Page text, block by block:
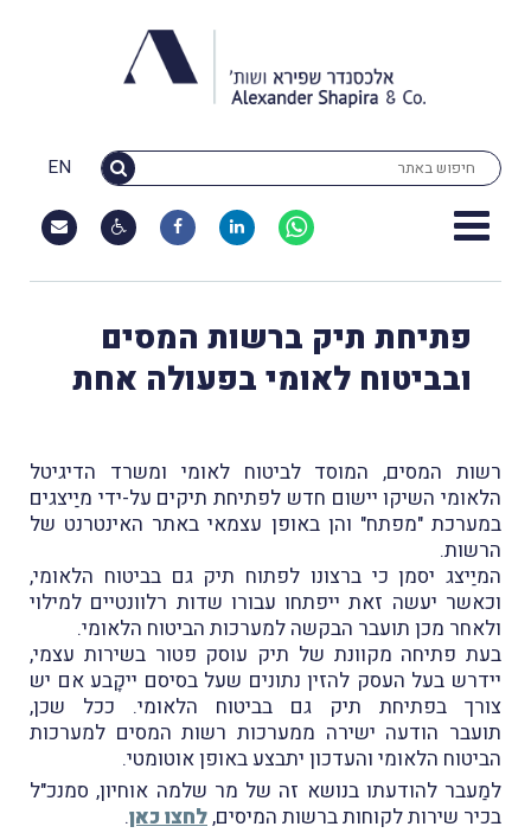
EN
פתיחת תיק ברשות המסים
ובביטוח לאומי בפעולה אחת
רשות המסים, המוסד לביטוח לאומי ומשרד הדיגיטל
הלאומי השיקו יישום חדש לפתיחת תיקים על-ידי מיַיצגים
במערכת "מפתח" והן באופן עצמאי באתר האינטרנט של
הרשות.
המיַיצג יסמן כי ברצונו לפתוח תיק גם בביטוח הלאומי,
וכאשר יעשה זאת ייפתחו עבורו שדות רלוונטיים למילוי
ולאחר מכן תועבר הבקשה למערכות הביטוח הלאומי.
בעת פתיחה מקוונת של תיק עוסק פטור בשירות עצמי,
יידרש בעל העסק להזין נתונים שעל בסיסם ייקָבע אם יש
צורך בפתיחת תיק גם בביטוח הלאומי. ככל שכן,
תועבר הודעה ישירה ממערכות רשות המסים למערכות
הביטוח הלאומי והעדכון יתבצע באופן אוטומטי.
למַעבר להודעתו בנושא זה של מר שלמה אוחיון, סמנכ"ל
בכיר שירות לקוחות ברשות המיסים,לחצו כאן.